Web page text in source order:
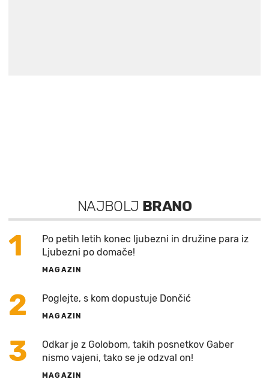
NAJBOLJ BRANO
1
Po petih letih konec ljubezni in družine para iz
Ljubezni po domače!
MAGAZIN
2 Poglejte, s kom dopustuje Dončić
MAGAZIN
3
Odkar je z Golobom, takih posnetkov Gaber
nismo vajeni, tako se je odzval on!
MAGAZIN